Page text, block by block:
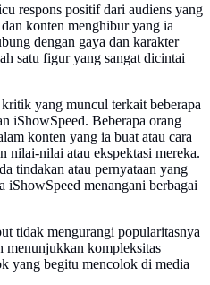
respons positif dari audiens yang
konten menghibur yang ia
dengan gaya dan karakter
satu figur yang sangat dicintai
yang muncul terkait beberapa
iShowSpeed. Beberapa orang
konten yang ia buat atau cara
nilai-nilai atau ekspektasi mereka.
tindakan atau pernyataan yang
iShowSpeed menangani berbagai
tidak mengurangi popularitasnya
menunjukkan kompleksitas
yang begitu mencolok di media